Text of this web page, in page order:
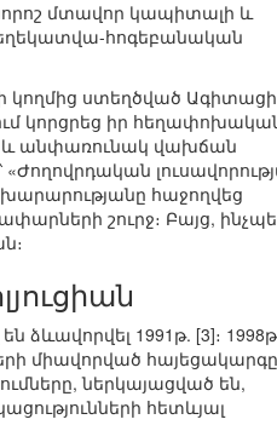
մտավոր կապիտալի և
հոգեբանական
կողմից ստեղծված
կորցրեց իր
և անփառունակ վախճան
հաջողվեց
շուրջ։ Բայց,
ձևավորվել 1991թ. [3]։
միավորված
ներկայացված են,
հետևյալ